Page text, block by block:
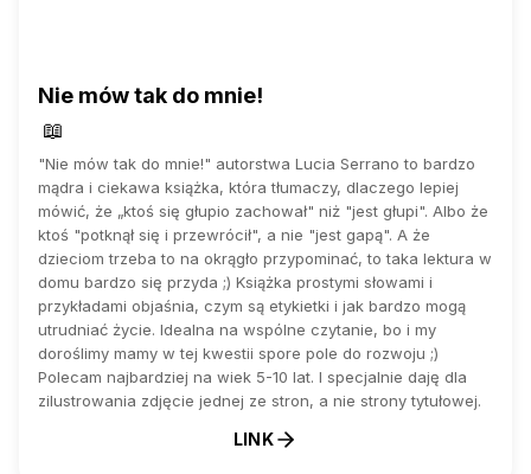
Nie mów tak do mnie!
📖
"Nie mów tak do mnie!" autorstwa Lucia Serrano to bardzo
mądra i ciekawa książka, która tłumaczy, dlaczego lepiej
mówić, że „ktoś się głupio zachował" niż "jest głupi". Albo że
ktoś "potknął się i przewrócił", a nie "jest gapą". A że
dzieciom trzeba to na okrągło przypominać, to taka lektura w
domu bardzo się przyda ;) Książka prostymi słowami i
przykładami objaśnia, czym są etykietki i jak bardzo mogą
utrudniać życie. Idealna na wspólne czytanie, bo i my
doroślimy mamy w tej kwestii spore pole do rozwoju ;)
Polecam najbardziej na wiek 5-10 lat. I specjalnie daję dla
zilustrowania zdjęcie jednej ze stron, a nie strony tytułowej.
LINK